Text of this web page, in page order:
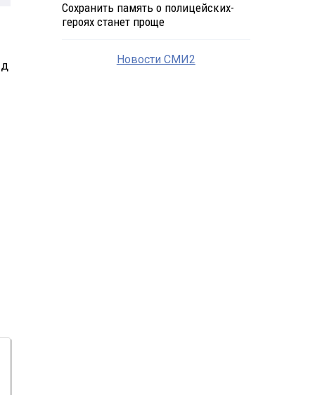
Сохранить память о полицейских-
героях станет проще
Новости СМИ2